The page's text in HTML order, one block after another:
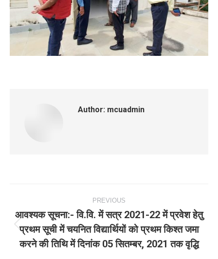
Author: mcuadmin
navigation
PREVIOUS
Previous
post:
आवश्‍यक सूचना:- वि.वि. में सत्र 2021-22 में प्रवेश हेतु
प्रथम सूची में चयनित विद्यार्थियों को प्रथम किश्‍त जमा
करने की तिथि में दिनांक 05 सितम्‍बर, 2021 तक वृद्धि